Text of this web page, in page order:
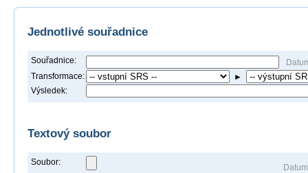
Jednotlivé souřadnice
Souřadnice:
Transformace:
►
Výsledek:
Textový soubor
Soubor: